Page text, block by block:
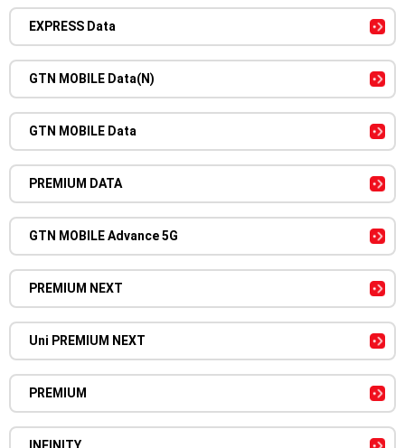
EXPRESS Data
GTN MOBILE Data(N)
GTN MOBILE Data
PREMIUM DATA
GTN MOBILE Advance 5G
PREMIUM NEXT
Uni PREMIUM NEXT
PREMIUM